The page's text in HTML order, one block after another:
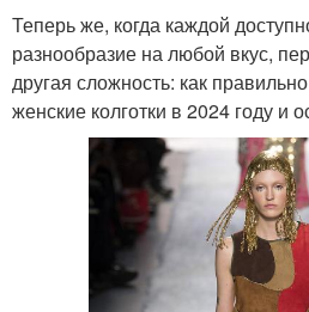
Теперь же, когда каждой
разнообразие на любой вкус,
другая сложность: как
женские колготки в 2024 году и